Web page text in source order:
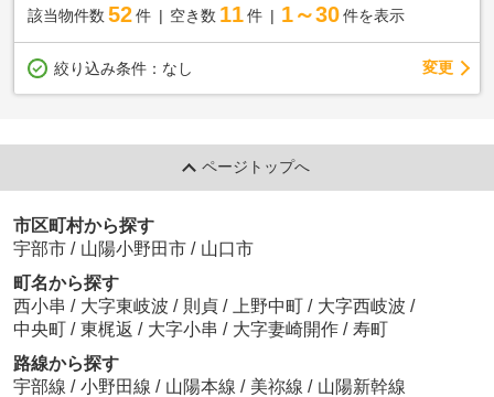
該当物件数 52件 空き数 11 件 1～30 件を表示
絞り込み条件： なし 変更
ページトップへ
市区町村から探す
宇部市 / 山陽小野田市 / 山口市
町名から探す
西小串 / 大字東岐波 / 則貞 / 上野中町 / 大字西岐波 /
中央町 / 東梶返 / 大字小串 / 大字妻崎開作 / 寿町
路線から探す
宇部線 / 小野田線 / 山陽本線 / 美祢線 / 山陽新幹線